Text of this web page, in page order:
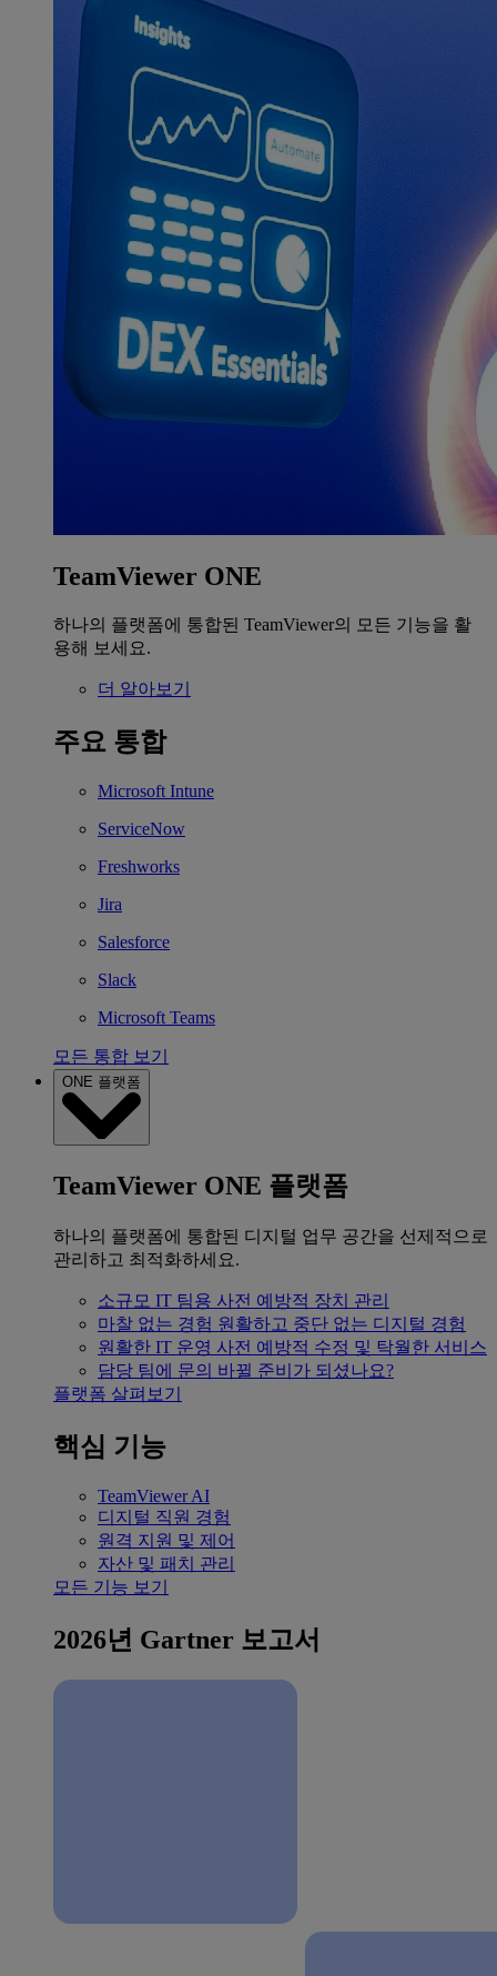
TeamViewer ONE
하나의 플랫폼에 통합된 TeamViewer의 모든 기능을 활
용해 보세요.
더 알아보기
주요 통합
Microsoft Intune
ServiceNow
Freshworks
Jira
Salesforce
Slack
Microsoft Teams
모든 통합 보기
ONE 플랫폼
TeamViewer ONE 플랫폼
하나의 플랫폼에 통합된 디지털 업무 공간을 선제적으로
관리하고 최적화하세요.
소규모 IT 팀용 사전 예방적 장치 관리
마찰 없는 경험 원활하고 중단 없는 디지털 경험
원활한 IT 운영 사전 예방적 수정 및 탁월한 서비스
담당 팀에 문의 바뀔 준비가 되셨나요?
플랫폼 살펴보기
핵심 기능
TeamViewer AI
디지털 직원 경험
원격 지원 및 제어
자산 및 패치 관리
모든 기능 보기
2026년 Gartner 보고서